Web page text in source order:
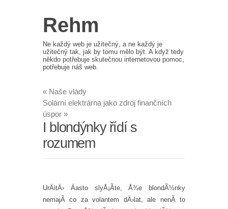
Rehm
Ne každý web je užitečný, a ne každý je
užitečný tak, jak by tomu mělo být. A když tedy
někdo potřebuje skutečnou internetovou pomoc,
potřebuje náš web.
« Naše vlády
Solární elektrárna jako zdroj finančních
úspor »
I blondýnky řídí s
rozumem
UrÄitÄ› Äasto slyÅ¡Ã­te, Å¾e blondÃ½nky
nemajÃ­ co za volantem dÄ›lat, ale nenÃ­ to